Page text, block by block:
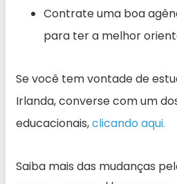
Contrate uma boa
para ter a melhor
Se você tem vontade de
Irlanda, converse com um
educacionais,clicando aqui.
Saiba mais das mudanças